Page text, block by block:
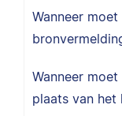
Wanneer
Wanneer
plaats van het